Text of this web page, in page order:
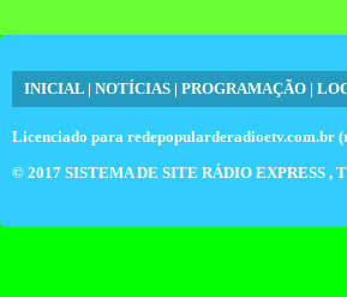
INICIAL NOTÍCIAS PROGRAMAÇÃO
Licenciado para redepopularderadioetv.com.br
© 2017 SISTEMA DE SITE RÁDIO EXPRESS ,